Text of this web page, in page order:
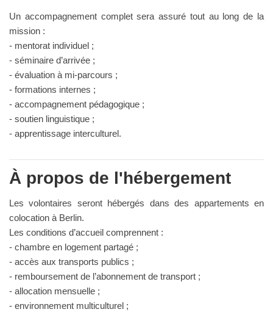
Un accompagnement complet sera assuré tout au long de la
mission :
- mentorat individuel ;
- séminaire d’arrivée ;
- évaluation à mi-parcours ;
- formations internes ;
- accompagnement pédagogique ;
- soutien linguistique ;
- apprentissage interculturel.
À propos de l'hébergement
Les volontaires seront hébergés dans des appartements en
colocation à Berlin.
Les conditions d’accueil comprennent :
- chambre en logement partagé ;
- accès aux transports publics ;
- remboursement de l’abonnement de transport ;
- allocation mensuelle ;
- environnement multiculturel ;